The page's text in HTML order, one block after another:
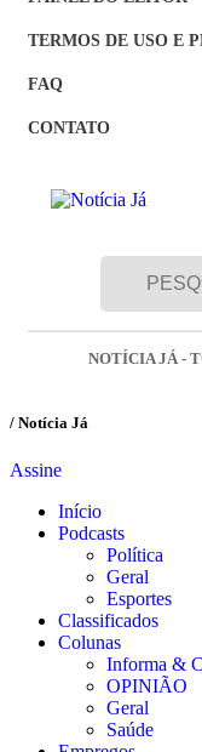
TERMOS DE USO E
FAQ
CONTATO
NOTÍCIA JÁ -
/ Notícia Já
Assine
Início
Podcasts
Política
Geral
Esportes
Classificados
Colunas
Informa &
OPINIÃO
Geral
Saúde